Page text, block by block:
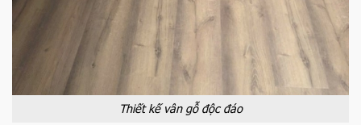
Thiết kế vân gỗ độc đáo